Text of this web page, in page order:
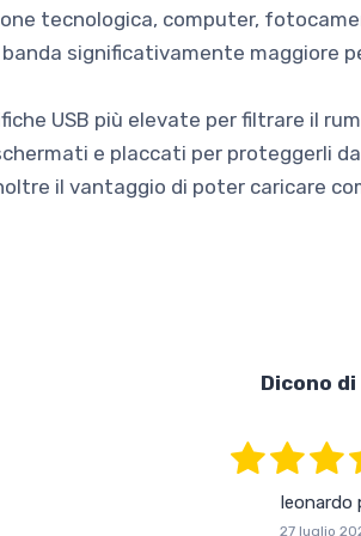
tecnologica, computer,
banda significativamente
USB più elevate per filtrare il
e placcati per proteggerli
il vantaggio di poter caricare
Dicono di
leonardo
27 luglio